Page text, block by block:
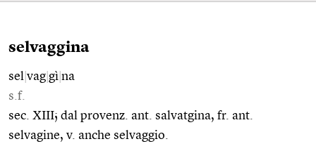
selvaggina
sel vag gì na
s.f.
sec. XIII; dal provenz. ant. salvatgina, fr. ant.
selvagine, v. anche selvaggio.